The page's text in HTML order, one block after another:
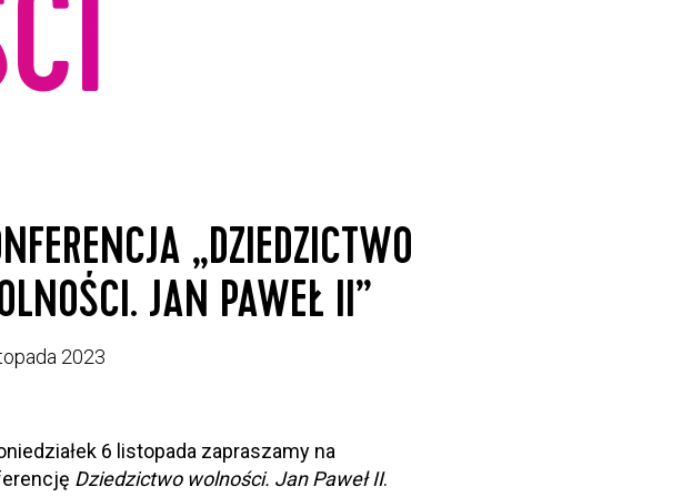
„DZIEDZICTWO
JAN PAWEŁ II”
2023
6 listopada zapraszamy na
Dziedzictwo wolności. Jan Paweł II.